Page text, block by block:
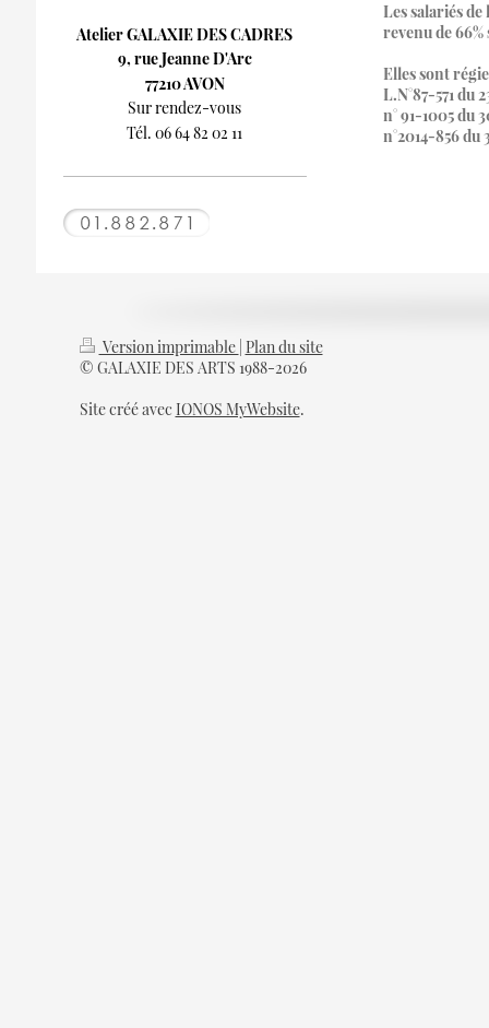
Les salariés
revenu de 66%
Elles sont
L.N°87-571 du
n° 91-1005 du
n°2014-856 du
Atelier GALAXIE DES CADRES
9, rue Jeanne D'Arc
77210 AVON
Sur rendez-vous
Tél. 06 64 82 02 11
Version imprimable Plan du site
© GALAXIE DES ARTS 1988-2026
Site créé avec IONOS MyWebsite.